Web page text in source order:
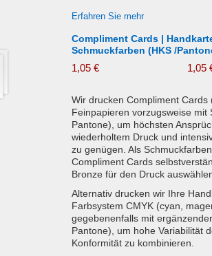
Erfahren Sie mehr
Compliment Cards |
Schmuckfarben (HKS /
1,05 € 1,05
Wir drucken Compliment
Feinpapieren vorzugsweise mit
Pantone), um höchsten
wiederholtem Druck und
zu genügen. Als
Compliment Cards
Bronze für den Druck
Alternativ drucken wir Ihre
Farbsystem CMYK (cyan,
gegebenenfalls mit
Pantone), um hohe Variabilität
Konformität zu kombinieren.